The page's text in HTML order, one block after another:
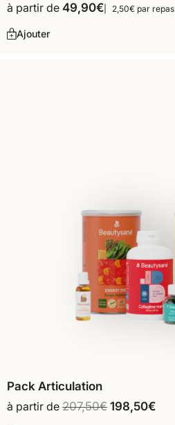
à partir de 49,90€ 2,50€ par repas
Ajouter
Pack Articulation
à partir de 207,50€ 198,50€